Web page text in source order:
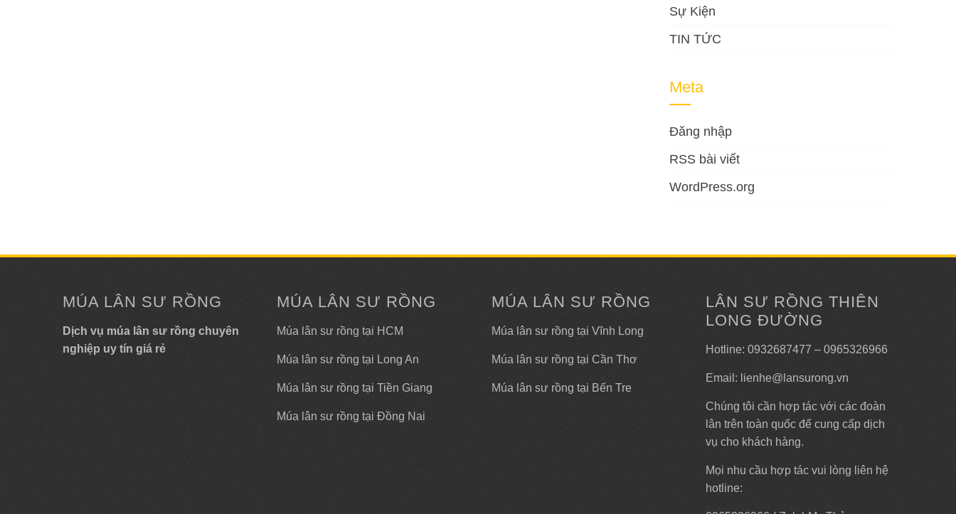
Sự Kiện
TIN TỨC
Meta
Đăng nhập
RSS bài viết
WordPress.org
MÚA LÂN SƯ RỒNG
Dịch vụ múa lân sư rồng chuyên
nghiệp uy tín giá rẻ
MÚA LÂN SƯ RỒNG
Múa lân sư rồng tại HCM
Múa lân sư rồng tại Long An
Múa lân sư rồng tại Tiền Giang
Múa lân sư rồng tại Đồng Nai
MÚA LÂN SƯ RỒNG
Múa lân sư rồng tại Vĩnh Long
Múa lân sư rồng tại Cần Thơ
Múa lân sư rồng tại Bến Tre
LÂN SƯ RỒNG THIÊN
LONG ĐƯỜNG
Hotline: 0932687477 – 0965326966
Email: lienhe@lansurong.vn
Chúng tôi cần hợp tác với các đoàn
lân trên toàn quốc để cung cấp dịch
vụ cho khách hàng.
Mọi nhu cầu hợp tác vui lòng liên hệ
hotline: